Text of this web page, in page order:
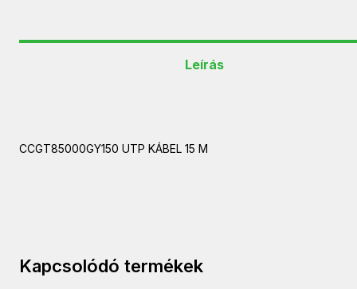
Leírás
CCGT85000GY150 UTP KÁBEL 15 M
Kapcsolódó termékek